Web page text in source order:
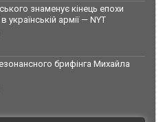
знаменує кінець епохи
українській армії — NYT
брифінга Михайла